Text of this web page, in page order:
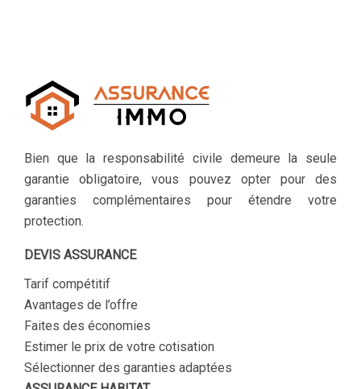
Bien que la responsabilité civile demeure la seule
garantie obligatoire, vous pouvez opter pour des
garanties complémentaires pour étendre votre
protection.
DEVIS ASSURANCE
Tarif compétitif
Avantages de l’offre
Faites des économies
Estimer le prix de votre cotisation
Sélectionner des garanties adaptées